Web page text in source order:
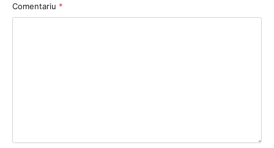
Comentariu *